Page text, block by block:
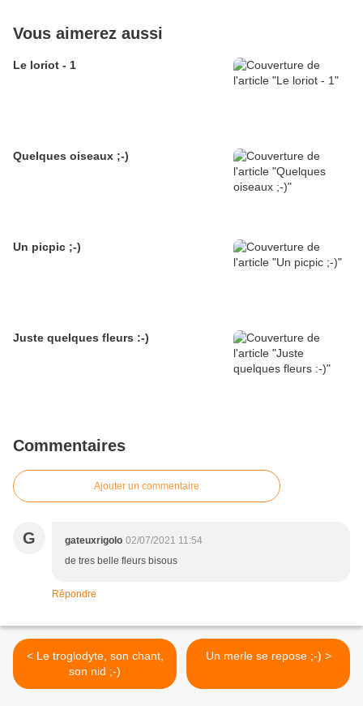
Vous aimerez aussi
Le loriot - 1
Quelques oiseaux ;-)
Un picpic ;-)
Juste quelques fleurs :-)
Commentaires
Ajouter un commentaire
G gateuxrigolo 02/07/2021 11:54
de tres belle fleurs bisous
Répondre
< Le troglodyte, son chant,
son nid ;-)
Un merle se repose ;-) >